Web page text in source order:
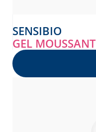
SENSIBIO
GEL MOUSSANT